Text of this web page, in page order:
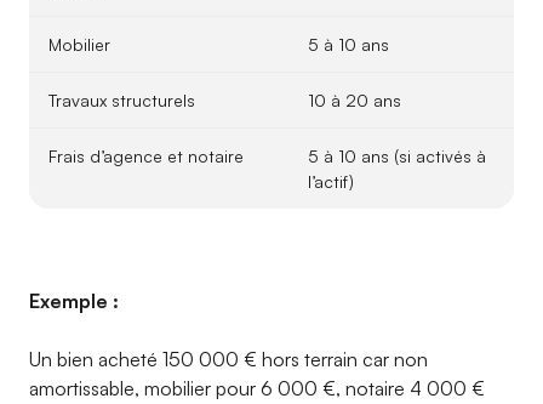
Mobilier 5 à 10 ans
Travaux structurels 10 à 20 ans
Frais d’agence et notaire
5 à 10 ans (si activés à
l’actif)
Exemple :
Un bien acheté 150 000 € hors terrain car non
amortissable, mobilier pour 6 000 €, notaire 4 000 €